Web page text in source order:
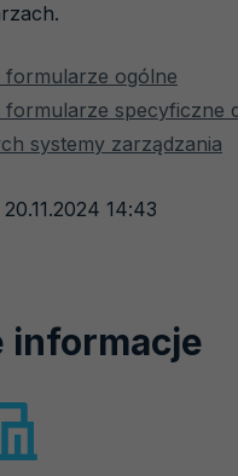
formularze ogólne
formularze specyficzne
systemy zarządzania
14:43
informacje